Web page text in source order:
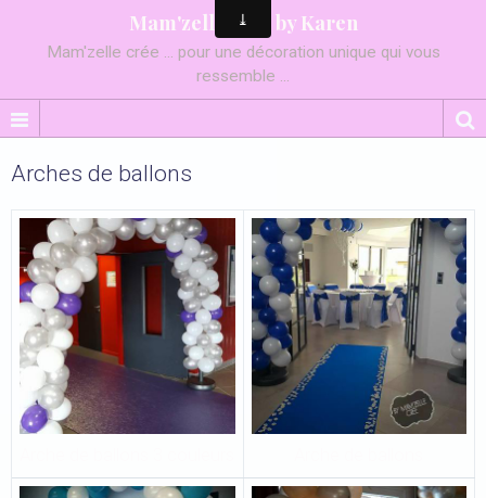
Mam'zelle crée by Karen
Mam'zelle crée ... pour une décoration unique qui vous
ressemble ...
Arches de ballons